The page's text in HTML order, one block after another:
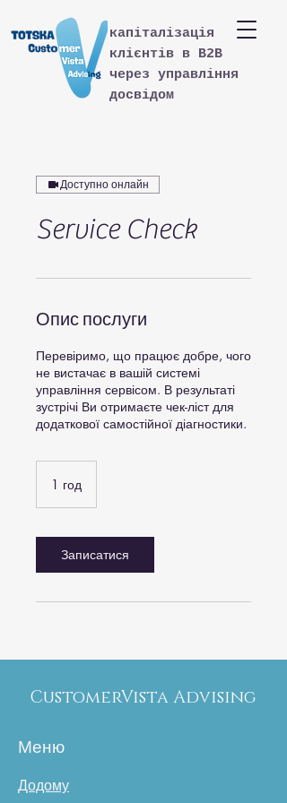
капіталізація
клієнтів в B2B
через управління
досвідом
Доступно онлайн
Service Check
Опис послуги
Перевіримо, що працює добре, чого
не вистачає в вашій системі
управління сервісом. В результаті
зустрічі Ви отримаєте чек-ліст для
додаткової самостійної діагностики.
1 год
Записатися
CustomerVista Advising
Меню
Додому